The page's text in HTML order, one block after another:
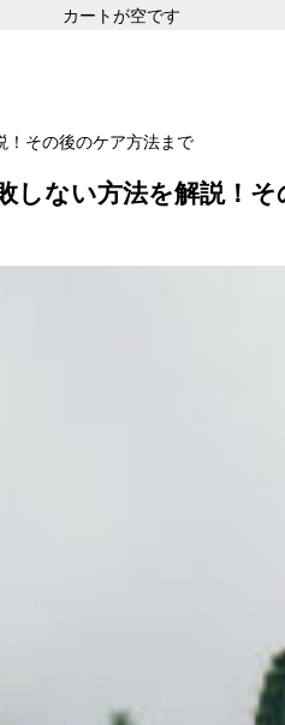
カートが空です
！その後のケア方法まで
しない方法を解説！